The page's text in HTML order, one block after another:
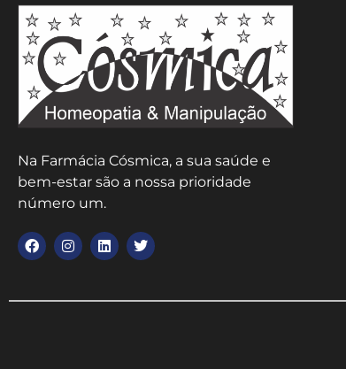
Na Farmácia Cósmica, a sua saúde e
bem-estar são a nossa prioridade
número um.